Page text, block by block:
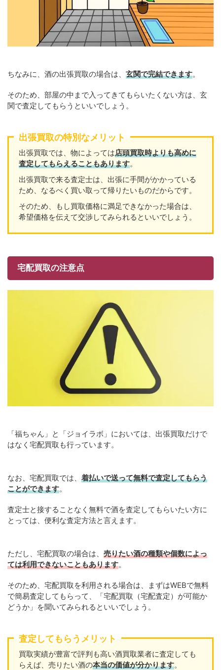
ちなみに、酒の出張買取の場合は、 玄関で完結できます。
そのため、部屋の中まで入ってきてもらいたくない方は、玄
関で査定してもらうといいでしょう。
出張買取の特別なメリット
出張買取では、物によっては店頭買取時よりも高めに
査定してもらえることもあります。
出張買取で来る査定士は、出張に手間がかかっている
ため、なるべく買い取って帰りたいものだからです。
そのため、もし買取価格に満足できなかった場合は、
希望価格を伝えて交渉してみられるといいでしょう。
宅配買取の注意点
「福ちゃん」と「ジョイラボ」においては、出張買取だけで
はなく宅配買取も行っています。
なお、宅配買取では、 着払いで送って無料で査定してもらう
ことができます。
査定士と接することなく無料で酒を査定してもらいたい方に
とっては、便利な査定方法と言えます。
ただし、宅配買取の場合は、 売りたい酒の種類や個数によっ
ては利用できないこともあります。
そのため、宅配買取を利用される場合は、まずはWEBで無料
で簡易査定してもらって、「宅配買取（宅配査定）が可能か
どうか」を聞いてみられるといいでしょう。
査定してもらうメリット
買取実績が豊富で評判も高い酒買取業者に査定しても
らえば、売りたい酒の本当の価値が分かります。